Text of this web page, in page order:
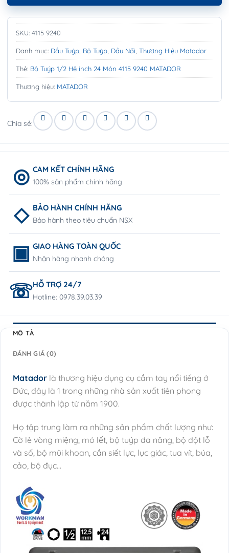
SKU: 4115 9240
Danh mục: Đầu Tuýp, Bộ Tuýp Đầu Nối Thương Hiệu Matador
Thẻ: Bộ Tuýp 1/2 Hệ inch 24 Món 4115 9240 MATADOR
Thương hiệu: MATADOR
Chia sẻ:
CAM KẾT CHÍNH HÃNG
100% sản phẩm chính hãng
BẢO HÀNH CHÍNH HÃNG
Bảo hành theo tiêu chuẩn NSX
GIAO HÀNG TOÀN QUỐC
Nhận hàng nhanh chóng
HỖ TRỢ 24/7
Hotline: 0978.39.03.39
MÔ TẢ
ĐÁNH GIÁ (0)
Matador là thương hiệu dụng cụ cầm tay nổi tiếng ở
Đức, đây là 1 trong những nhà sản xuất tiên phong
được thành lập từ năm 1900.
Họ tập trung làm ra những sản phẩm chất lượng như:
Cờ lê vòng miệng, mỏ lết, bộ tuýp đa năng, bộ đột lỗ
và số, bộ mũi khoan, cần siết lực, lục giác, tua vít, búa,
cảo, bộ đục…